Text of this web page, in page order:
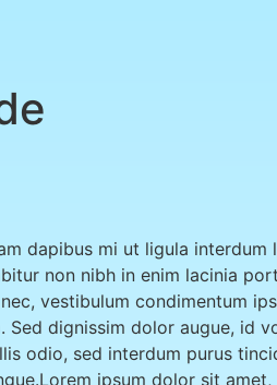
dapibus mi ut ligula
non nibh in enim lacinia
vestibulum condimentum
dignissim dolor augue, id
odio, sed interdum purus
ipsum dolor sit